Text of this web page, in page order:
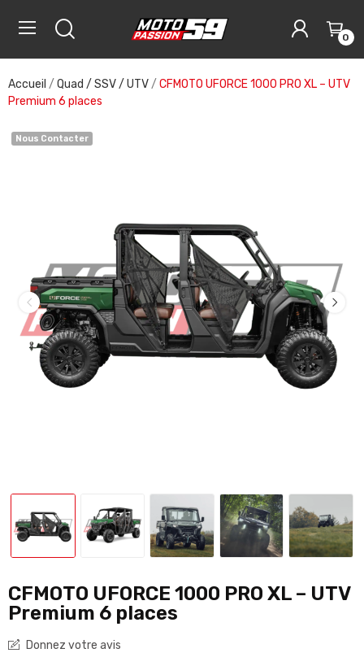
0
Accueil Quad / SSV / UTV
CFMOTO UFORCE 1000 PRO XL – UTV
Premium 6 places
Nous Contacter
CFMOTO UFORCE 1000 PRO XL – UTV
Premium 6 places
Donnez votre avis